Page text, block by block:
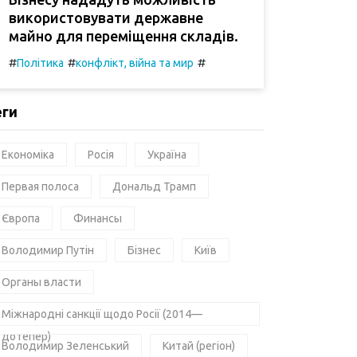
використовувати державне
майно для переміщення складів.
#Політика #конфлікт, війна та мир #
Економіка Росія Україна
Первая полоса Дональд Трамп
Європа Финансы
Володимир Путін Бізнес Київ
Органы власти
Міжнародні санкції щодо Росії (2014—
дотепер)
Володимир Зеленський Китай (регіон)